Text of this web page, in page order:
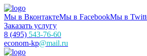
Мы в ВконтактеМы в FacebookМы в
Заказать услугу
8 (495) 543-76-60
econom-kp@mail.ru